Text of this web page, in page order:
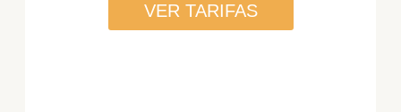
VER TARIFAS